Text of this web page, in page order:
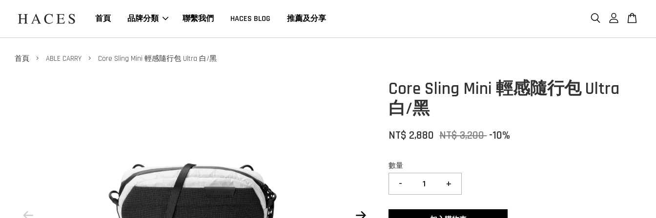
首頁 品牌分類 聯繫我們 HACES BLOG 推薦及分享
首頁 › ABLE CARRY › Core Sling Mini 輕感隨行包 Ultra 白/黑
Core Sling Mini 輕感隨行包 Ultra
白/黑
NT$ 2,880 NT$ 3,200-10%
數量
- +